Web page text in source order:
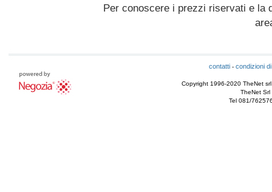
Per conoscere i prezzi riservati e la
contatti- condizioni
Copyright 1996-2020 TheNet
TheNet Srl
Tel 081/